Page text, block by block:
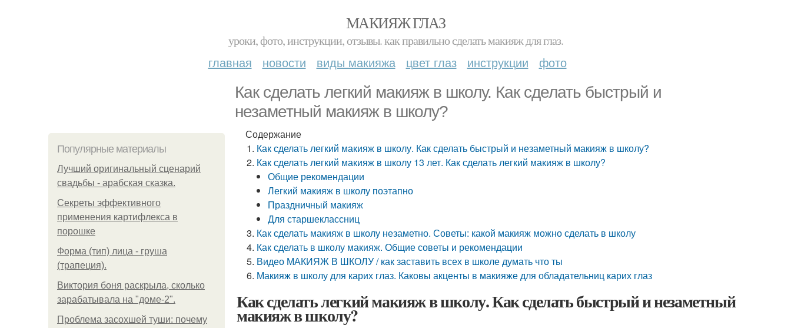
МАКИЯЖ ГЛАЗ
уроки, фото, инструкции, отзывы. как правильно сделать макияж для глаз.
главная новости виды макияжа цвет глаз инструкции фото
Как сделать легкий макияж в школу. Как сделать быстрый и
незаметный макияж в школу?
Популярные материалы
Лучший оригинальный сценарий
свадьбы - арабская сказка.
Секреты эффективного
применения картифлекса в
порошке
Форма (тип) лица - груша
(трапеция).
Виктория боня раскрыла, сколько
зарабатывала на "доме-2".
Проблема засохшей туши: почему
Содержание
Как сделать легкий макияж в школу. Как сделать быстрый и незаметный макияж в школу?
Как сделать легкий макияж в школу 13 лет. Как сделать легкий макияж в школу?
Общие рекомендации
Легкий макияж в школу поэтапно
Праздничный макияж
Для старшеклассниц
Как сделать макияж в школу незаметно. Советы: какой макияж можно сделать в школу
Как сделать в школу макияж. Общие советы и рекомендации
Видео МАКИЯЖ В ШКОЛУ / как заставить всех в школе думать что ты
Макияж в школу для карих глаз. Каковы акценты в макияже для обладательниц карих глаз
Как сделать легкий макияж в школу. Как сделать быстрый и незаметный
макияж в школу?